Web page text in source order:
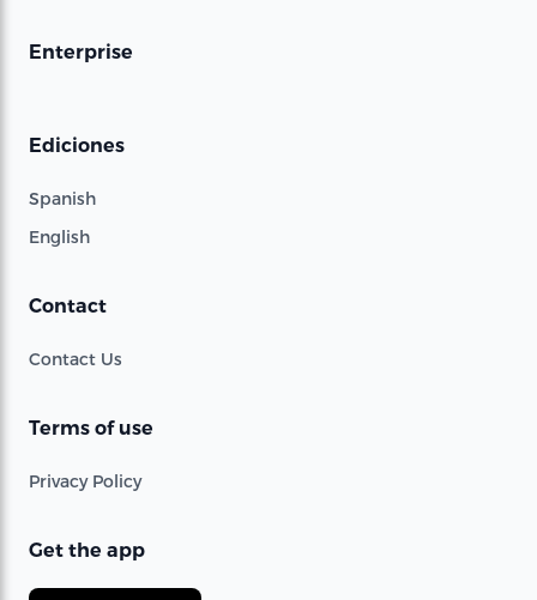
Enterprise
Ediciones
Spanish
English
Contact
Contact Us
Terms of use
Privacy Policy
Get the app